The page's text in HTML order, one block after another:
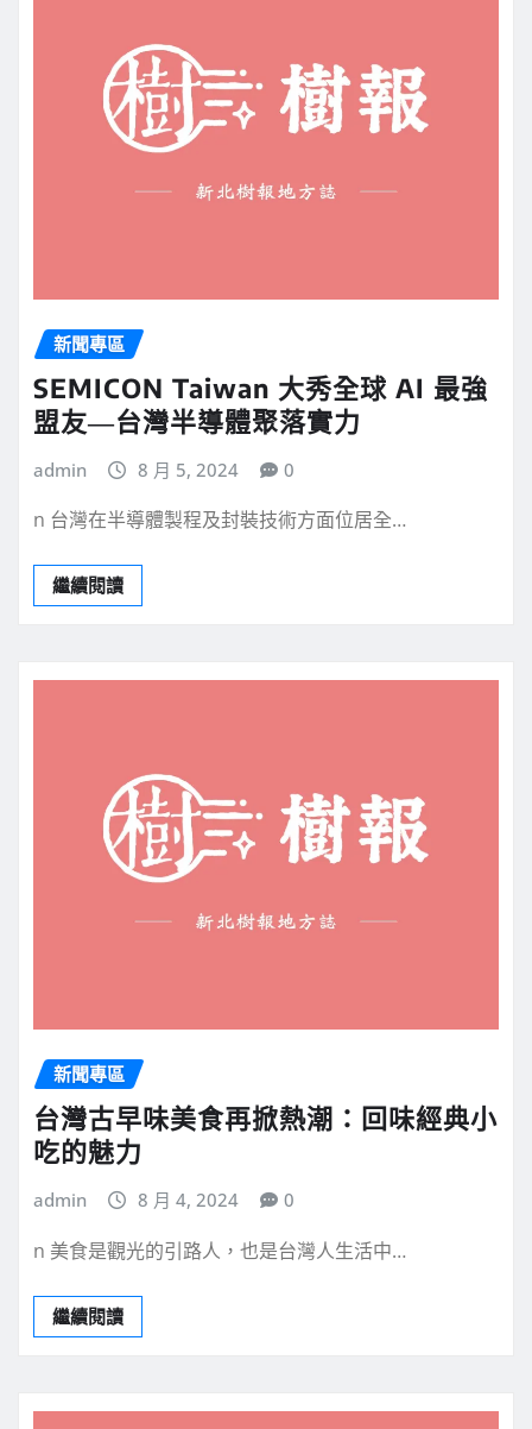
新聞專區
SEMICON Taiwan 大秀全球 AI 最強
盟友―台灣半導體聚落實力
admin 8 月 5, 2024 0
n 台灣在半導體製程及封裝技術方面位居全…
繼續閱讀
新聞專區
台灣古早味美食再掀熱潮：回味經典小
吃的魅力
admin 8 月 4, 2024 0
n 美食是觀光的引路人，也是台灣人生活中…
繼續閱讀